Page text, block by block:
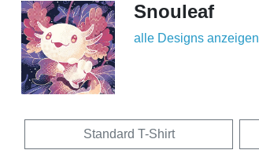
Snouleaf
alle Designs anzeigen
Standard T-Shirt